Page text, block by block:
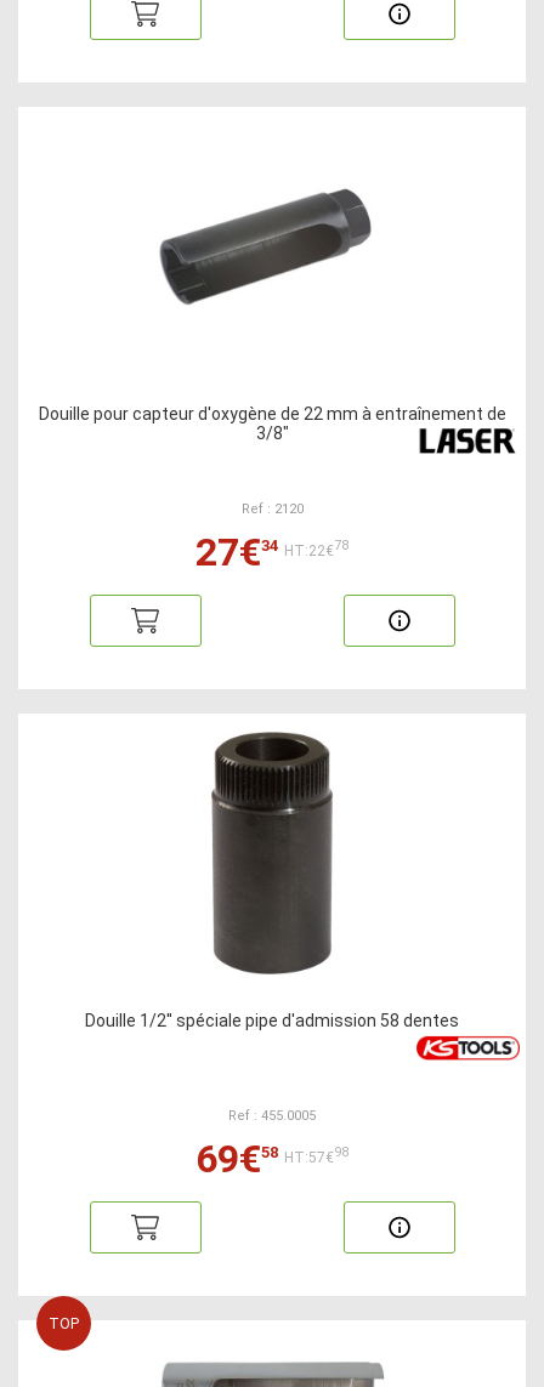
Douille pour capteur d'oxygène de 22 mm à entraînement de
3/8"
Ref : 2120
27€34 HT:22€78
Douille 1/2'' spéciale pipe d'admission 58 dentes
Ref : 455.0005
69€58 HT:57€98
TOP